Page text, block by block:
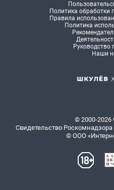
Политика обработки
Правила
Политика
Руководство
Наши
© 2000-2026
Свидетельство
© ООО